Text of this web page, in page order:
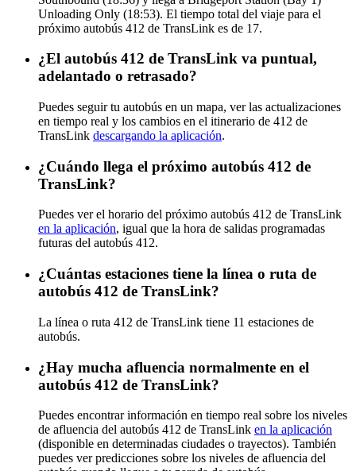
Unloading Only (18:53). El tiempo total del viaje para el
próximo autobús 412 de TransLink es de 17.
¿El autobús 412 de TransLink va puntual,
adelantado o retrasado?
Puedes seguir tu autobús en un mapa, ver las actualizaciones
en tiempo real y los cambios en el itinerario de 412 de
TransLink descargando la aplicación.
¿Cuándo llega el próximo autobús 412 de
TransLink?
Puedes ver el horario del próximo autobús 412 de TransLink
en la aplicación, igual que la hora de salidas programadas
futuras del autobús 412.
¿Cuántas estaciones tiene la línea o ruta de
autobús 412 de TransLink?
La línea o ruta 412 de TransLink tiene 11 estaciones de
autobús.
¿Hay mucha afluencia normalmente en el
autobús 412 de TransLink?
Puedes encontrar información en tiempo real sobre los niveles
de afluencia del autobús 412 de TransLink en la aplicación
(disponible en determinadas ciudades o trayectos). También
puedes ver predicciones sobre los niveles de afluencia del